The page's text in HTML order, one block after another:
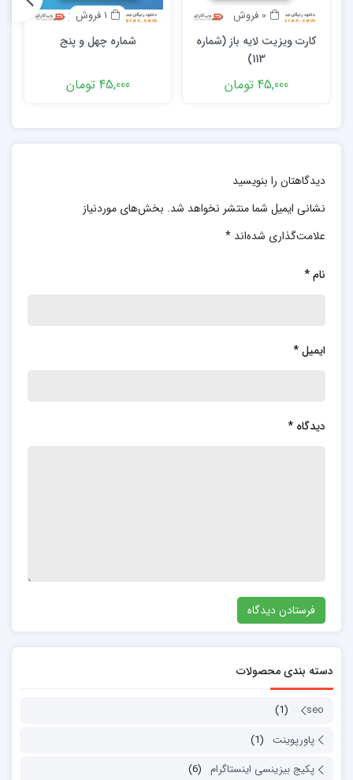
0 فروش
کارت ویزیت لایه باز (شماره
113)
45,000 تومان
1 فروش
شماره چهل و پنج
45,000 تومان
دیدگاهتان را بنویسید
نشانی ایمیل شما منتشر نخواهد شد. بخش‌های موردنیاز
علامت‌گذاری شده‌اند *
نام*
ایمیل*
دیدگاه *
دسته بندی محصولات
seo
(1)
پاورپوینت
(1)
پکیج بیزینسی اینستاگرام (6)